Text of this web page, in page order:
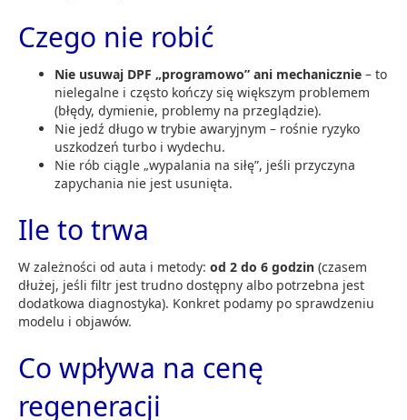
Czego nie robić
Nie usuwaj DPF „programowo” ani mechanicznie – to
nielegalne i często kończy się większym problemem
(błędy, dymienie, problemy na przeglądzie).
Nie jedź długo w trybie awaryjnym – rośnie ryzyko
uszkodzeń turbo i wydechu.
Nie rób ciągle „wypalania na siłę”, jeśli przyczyna
zapychania nie jest usunięta.
Ile to trwa
W zależności od auta i metody: od 2 do 6 godzin (czasem
dłużej, jeśli filtr jest trudno dostępny albo potrzebna jest
dodatkowa diagnostyka). Konkret podamy po sprawdzeniu
modelu i objawów.
Co wpływa na cenę
regeneracji